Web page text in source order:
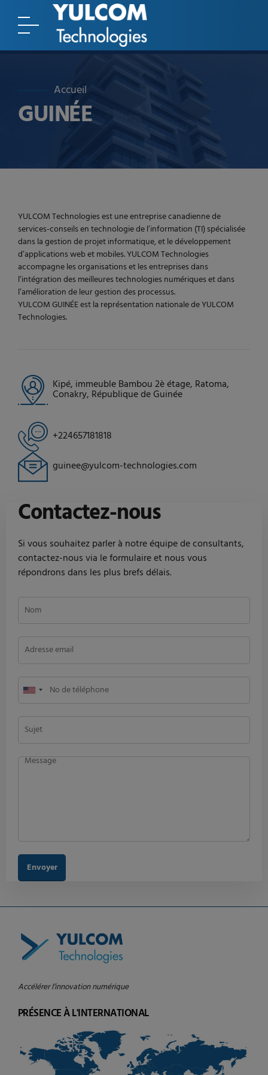
Accueil
GUINÉE
YULCOM Technologies est une entreprise canadienne de
services-conseils en technologie de l’information (TI) spécialisée
dans la gestion de projet informatique, et le développement
d’applications web et mobiles. YULCOM Technologies
accompagne les organisations et les entreprises dans
l’intégration des meilleures technologies numériques et dans
l’amélioration de leur gestion des processus.
YULCOM GUINÉE est la représentation nationale de YULCOM
Technologies.
Kipé, immeuble Bambou 2è étage, Ratoma,
Conakry, République de Guinée
+224657181818
guinee@yulcom-technologies.com
Contactez-nous
Si vous souhaitez parler à notre équipe de consultants,
contactez-nous via le formulaire et nous vous
répondrons dans les plus brefs délais.
Accélérer l’innovation numérique
PRÉSENCE À L'INTERNATIONAL